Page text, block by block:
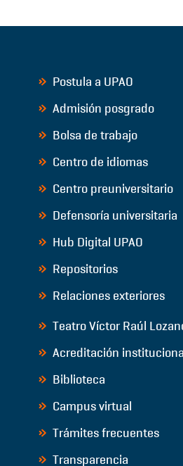
Postula a UPAO
Admisión posgrado
Bolsa de trabajo
Centro de idiomas
Centro preuniversitario
Defensoría universitaria
Hub Digital UPAO
Repositorios
Relaciones exteriores
Teatro Víctor Raúl
Acreditación
Biblioteca
Campus virtual
Trámites frecuentes
Transparencia